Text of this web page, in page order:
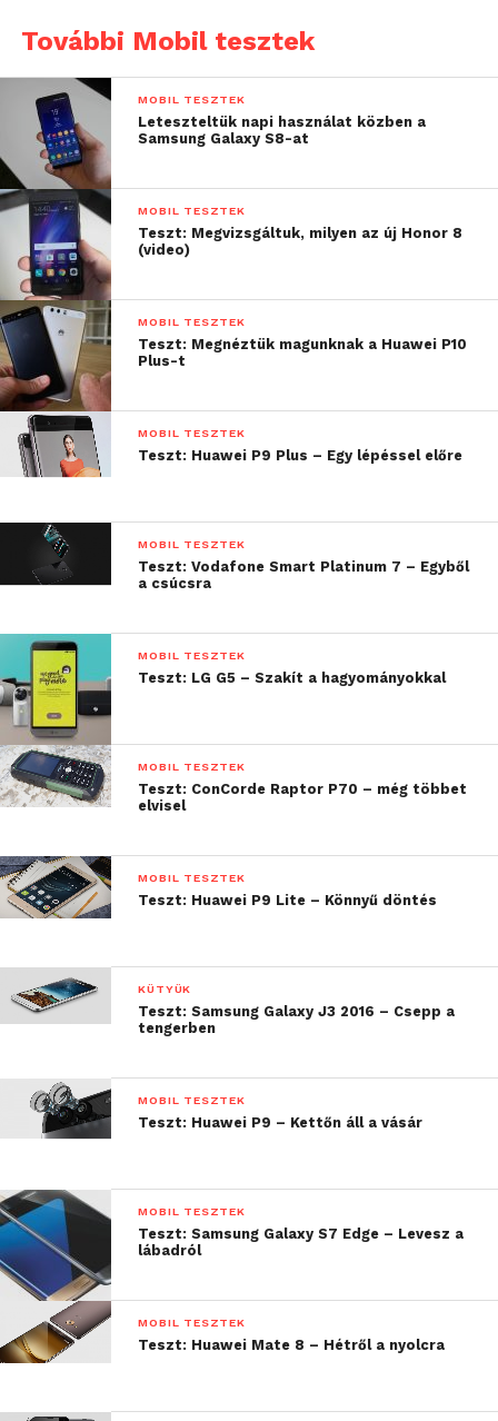
mindenhonnan: az elődnek bizony fényévekkel
köszönhető, az előd fém hátlapját ugyanis erre a
csúszós borításra cserélték, ami bár jól néz ki, de
mivel a normális használathoz tok kell sokat nem
értek vele. Maradt a kameradudor is, illetve a
Samsung logó és a LED villanó is ismerősként
köszönt ránk.
A külsőt illetően az elődhöz képest annyi változott
még, hogy amellett, hogy vastagabb lett a készülék,
gombos megoldás helyett szétszedték két
billentyűbe, illetve a jobboldalon lévő SIM és SD
kártya slot-ot már egy nagy fiókkal érhetjük el, nem
További Mobil tesztek
MOBIL TESZTEK
Leteszteltük napi használat közben a
Samsung Galaxy S8-at
MOBIL TESZTEK
Teszt: Megvizsgáltuk, milyen az új Honor 8
(video)
MOBIL TESZTEK
Teszt: Megnéztük magunknak a Huawei P10
Plus-t
MOBIL TESZTEK
Teszt: Huawei P9 Plus – Egy lépéssel előre
MOBIL TESZTEK
Teszt: Vodafone Smart Platinum 7 – Egyből
a csúcsra
MOBIL TESZTEK
Teszt: LG G5 – Szakít a hagyományokkal
MOBIL TESZTEK
Teszt: ConCorde Raptor P70 – még többet
elvisel
MOBIL TESZTEK
Teszt: Huawei P9 Lite – Könnyű döntés
KÜTYÜK
Teszt: Samsung Galaxy J3 2016 – Csepp a
tengerben
MOBIL TESZTEK
Teszt: Huawei P9 – Kettőn áll a vásár
MOBIL TESZTEK
Teszt: Samsung Galaxy S7 Edge – Levesz a
lábadról
MOBIL TESZTEK
Teszt: Huawei Mate 8 – Hétről a nyolcra